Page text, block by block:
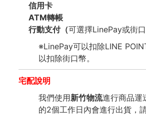
信用卡
ATM轉帳
行動支付（可選擇LinePay或街口
※LinePay可以扣除LINE
以扣除街口幣。
宅配說明
我們使用新竹物流進行商品運
的2個工作日內會進行出貨，